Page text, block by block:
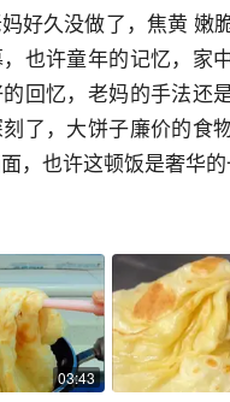
好久没做了，焦黄 嫩
也许童年的记忆，家
回忆，老妈的手法还
了，大饼子廉价的食
，也许这顿饭是奢华的
03:43